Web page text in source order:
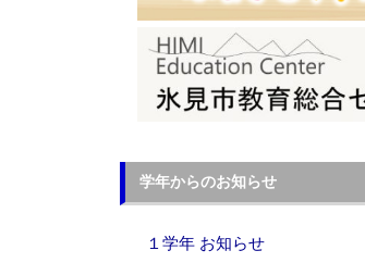
学年からのお知らせ
１学年 お知らせ